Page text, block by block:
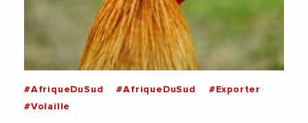
#AfriqueDuSud #AfriqueDuSud
#Exporter
#Volaille